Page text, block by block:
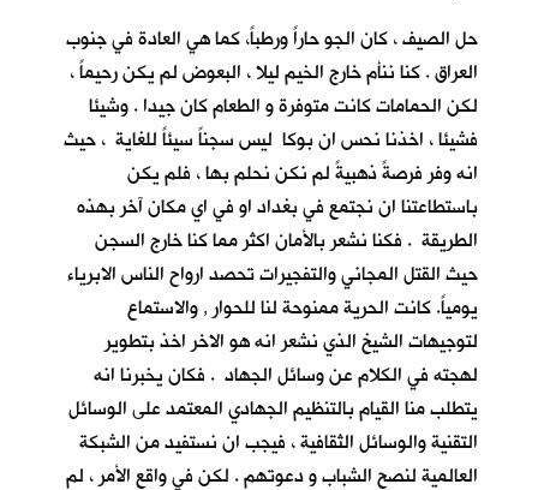
حل الصيف ، كان الجو حاراً ورطباً، كما هي العادة في جنوب
العراق . كنا ننأم خارج الخيم ليلا ، البعوض لم يكن رحيماً ،
لكن الحمامات كانت متوفرة و الطعام كان جيدا . وشيئا
فشيئا ، اخذنا نحس ان بوكا ليس سجناً سيئاً للغاية ، حيث
انه وفر فرصةً ذهبيةً لم نكن نحلم بها ، فلم يكن
باستطاعتنا ان نجتمع في بغداد او في اي مكان آخر بهذه
الطريقة . فكنا نشعر بالأمان اكثر مما كنا خارج السجن
حيث القتل المجاني والتفجيرات تحصد ارواح الناس الابرياء
يومياً. كانت الحرية ممنوحة لنا للحوار , والاستماع
لتوجيهات الشيخ الذي نشعر انه هو الاخر اخذ بتطوير
لهجته في الكلام عن وسائل الجهاد . فكان يخبرنا انه
يتطلب منا القيام بالتنظيم الجهادي المعتمد على الوسائل
التقنية والوسائل الثقافية ، فيجب ان نستفيد من الشبكة
العالمية لنصح الشباب و دعوتهم . لكن في واقع الأمر ، لم